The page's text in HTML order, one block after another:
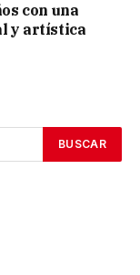
con una
y artística